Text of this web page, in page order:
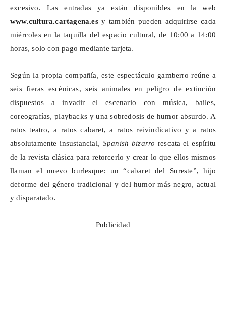
excesivo. Las entradas ya están disponibles en la web
www.cultura.cartagena.esy también pueden adquirirse cada
miércoles en la taquilla del espacio cultural, de 10:00 a 14:00
horas, solo con pago mediante tarjeta.
Según la propia compañía, este espectáculo gamberro reúne a
seis fieras escénicas, seis animales en peligro de extinción
dispuestos a invadir el escenario con música, bailes,
coreografías, playbacks y una sobredosis de humor absurdo. A
ratos teatro, a ratoscabaret, a ratos reivindicativo y a ratos
absolutamente insustancial, Spanish bizarro rescata el espíritu
de la revista clásica para retorcerlo y crear lo que ellos mismos
llaman el nuevo burlesque: un “cabaretdel Sureste”, hijo
deforme del género tradicional y del humor más negro, actual
y disparatado.
Publicidad